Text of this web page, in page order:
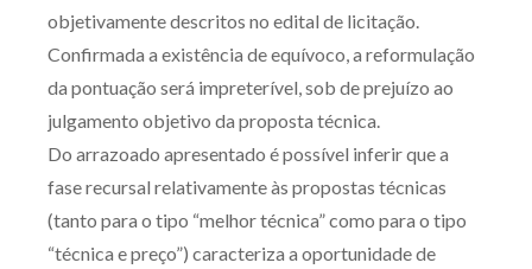
objetivamente descritos no edital de licitação.
Confirmada a existência de equívoco, a reformulação
da pontuação será impreterível, sob de prejuízo ao
julgamento objetivo da proposta técnica.
Do arrazoado apresentado é possível inferir que a
fase recursal relativamente às propostas técnicas
(tanto para o tipo “melhor técnica” como para o tipo
“técnica e preço”) caracteriza a oportunidade de